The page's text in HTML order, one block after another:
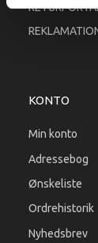
KONTO
Min konto
Adressebog
Ønskeliste
Ordrehistorik
Nyhedsbrev